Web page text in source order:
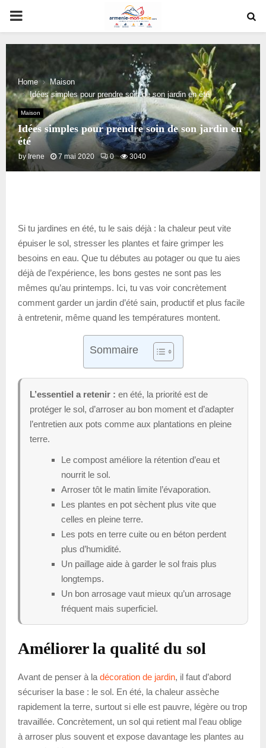
PRIMARY
MENU
Home
Maison
Idées simples pour prendre soin de son jardin en été
Maison
Idées simples pour prendre soin de son jardin en
été
byIrene 7 mai 2020 0 3040
Si tu jardines en été, tu le sais déjà : la chaleur peut vite
épuiser le sol, stresser les plantes et faire grimper les
besoins en eau. Que tu débutes au potager ou que tu aies
déjà de l’expérience, les bons gestes ne sont pas les
mêmes qu’au printemps. Ici, tu vas voir concrètement
comment garder un jardin d’été sain, productif et plus facile
à entretenir, même quand les températures montent.
Sommaire
L’essentiel a retenir : en été, la priorité est de
protéger le sol, d’arroser au bon moment et d’adapter
l’entretien aux pots comme aux plantations en pleine
terre.
Le compost améliore la rétention d’eau et
nourrit le sol.
Arroser tôt le matin limite l’évaporation.
Les plantes en pot sèchent plus vite que
celles en pleine terre.
Les pots en terre cuite ou en béton perdent
plus d’humidité.
Un paillage aide à garder le sol frais plus
longtemps.
Un bon arrosage vaut mieux qu’un arrosage
fréquent mais superficiel.
Améliorer la qualité du sol
Avant de penser à la décoration de jardin, il faut d’abord
sécuriser la base : le sol. En été, la chaleur assèche
rapidement la terre, surtout si elle est pauvre, légère ou trop
travaillée. Concrètement, un sol qui retient mal l’eau oblige
à arroser plus souvent et expose davantage les plantes au